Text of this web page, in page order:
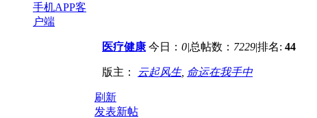
手机APP客
户端
医疗健康 今日： 0|总帖数： 7229|排名: 44
版主： 云起风生, 命运在我手中
刷新
发表新帖